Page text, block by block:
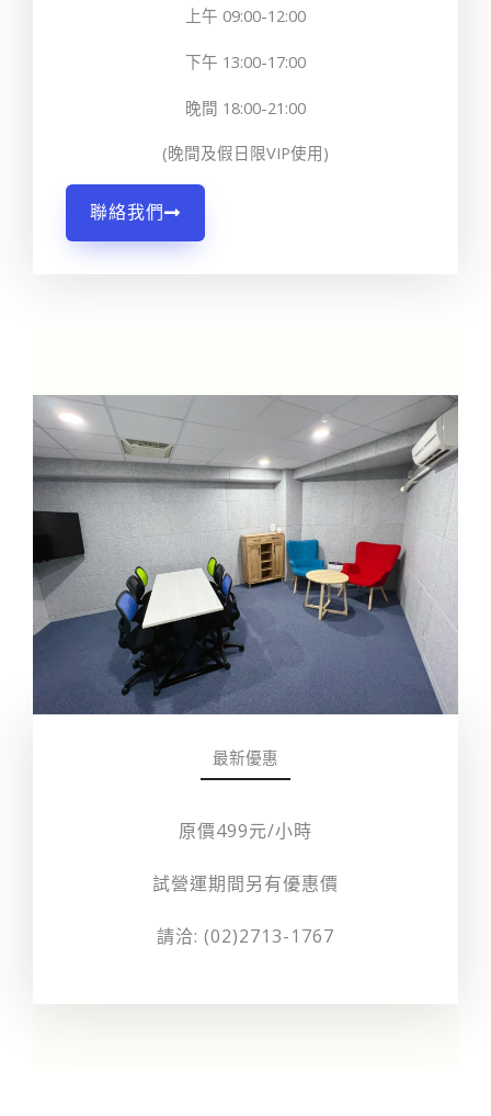
上午 09:00-12:00
下午 13:00-17:00
晚間 18:00-21:00
(晚間及假日限VIP使用)
聯絡我們
最新優惠
原價499元/小時
試營運期間另有優惠價
請洽: (02)2713-1767